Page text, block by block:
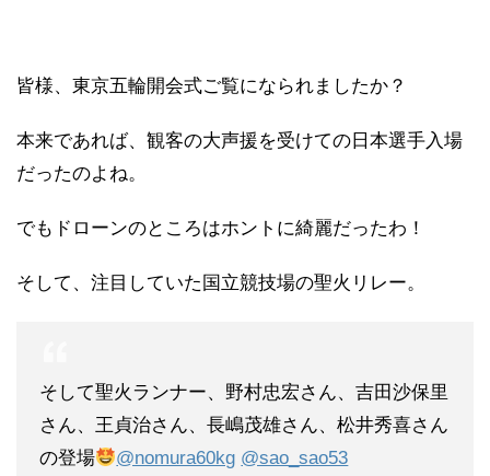
皆様、東京五輪開会式ご覧になられましたか？
本来であれば、観客の大声援を受けての日本選手入場
だったのよね。
でもドローンのところはホントに綺麗だったわ！
そして、注目していた国立競技場の聖火リレー。
そして聖火ランナー、野村忠宏さん、吉田沙保里
さん、王貞治さん、長嶋茂雄さん、松井秀喜さん
の登場
@nomura60kg @sao_sao53